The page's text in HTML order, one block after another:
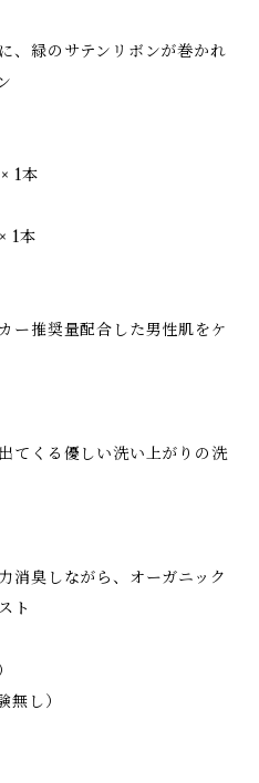
、緑のサテンリボンが巻かれ
1本
1本
ー推奨量配合した男性肌をケ
てくる優しい洗い上がりの洗
消臭しながら、オーガニック
ト
無し）